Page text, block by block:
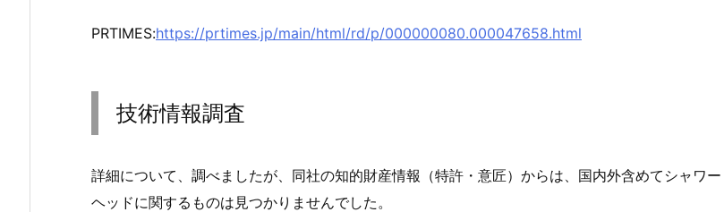
PRTIMES:https://prtimes.jp/main/html/rd/p/000000080.000047658.html
技術情報調査
詳細について、調べましたが、同社の知的財産情報（特許・意匠）からは、国内外含めてシャワー
ヘッドに関するものは見つかりませんでした。